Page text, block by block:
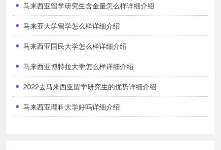
马来西亚留学研究生含金量怎么样详细介绍
马来亚大学留学怎么样详细介绍
马来西亚国民大学怎么样详细介绍
马来西亚博特拉大学怎么样详细介绍
2022去马来西亚留学研究生的优势详细介绍
马来西亚理科大学好吗详细介绍